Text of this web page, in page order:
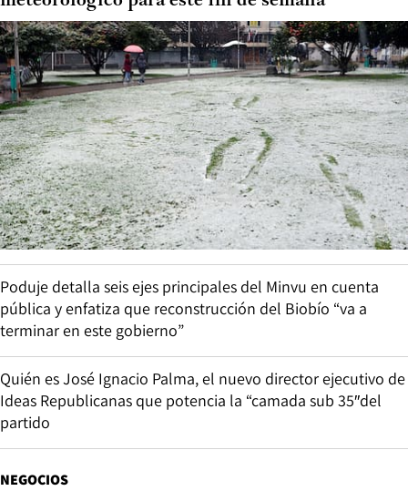
Poduje detalla seis ejes principales del Minvu en cuenta
pública y enfatiza que reconstrucción del Biobío “va a
terminar en este gobierno”
Quién es José Ignacio Palma, el nuevo director ejecutivo de
Ideas Republicanas que potencia la “camada sub 35″del
partido
NEGOCIOS